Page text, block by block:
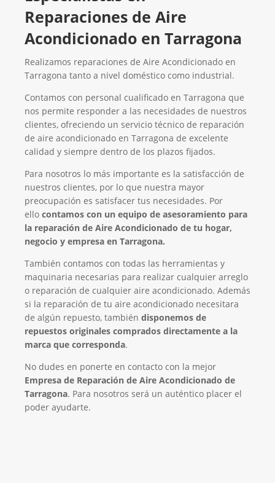
Reparaciones de Aire
Acondicionado en Tarragona
Realizamos reparaciones de Aire Acondicionado en
Tarragona tanto a nivel doméstico como industrial.
Contamos con personal cualificado en Tarragona que
nos permite responder a las necesidades de nuestros
clientes, ofreciendo un servicio técnico de reparación
de aire acondicionado en Tarragona de excelente
calidad y siempre dentro de los plazos fijados.
Para nosotros lo más importante es la satisfacción de
nuestros clientes, por lo que nuestra mayor
preocupación es satisfacer tus necesidades. Por
ello contamos con un equipo de asesoramiento para
la reparación de Aire Acondicionado de tu hogar,
negocio y empresa en Tarragona.
También contamos con todas las herramientas y
maquinaria necesarias para realizar cualquier arreglo
o reparación de cualquier aire acondicionado. Además
si la reparación de tu aire acondicionado necesitara
de algún repuesto, también disponemos de
repuestos originales comprados directamente a la
marca que corresponda.
No dudes en ponerte en contacto con la mejor
Empresa de Reparación de Aire Acondicionado de
Tarragona. Para nosotros será un auténtico placer el
poder ayudarte.